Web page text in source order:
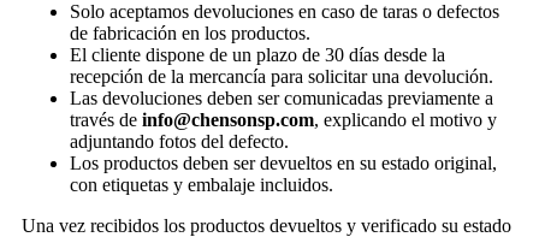
Solo aceptamos devoluciones en caso de taras o defectos
de fabricación en los productos.
El cliente dispone de un plazo de 30 días desde la
recepción de la mercancía para solicitar una devolución.
Las devoluciones deben ser comunicadas previamente a
través de info@chensonsp.com, explicando el motivo y
adjuntando fotos del defecto.
Los productos deben ser devueltos en su estado original,
con etiquetas y embalaje incluidos.
Una vez recibidos los productos devueltos y verificado su estado